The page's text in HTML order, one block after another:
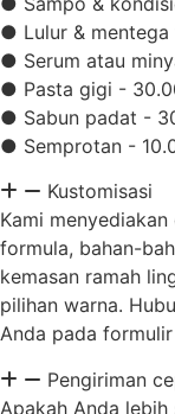
● Lulur &
● Serum atau
● Pasta gigi -
● Sabun padat -
● Semprotan -
Kustomisasi
Kami
formula, bahan-
kemasan ramah
pilihan warna.
Anda pada
Pengiriman
Apakah Anda